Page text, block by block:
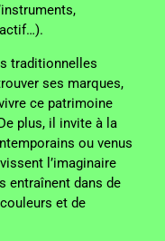
traditionnelles
ses marques,
ce patrimoine
plus, il invite à la
ou venus
l’imaginaire
entraînent dans de
et de